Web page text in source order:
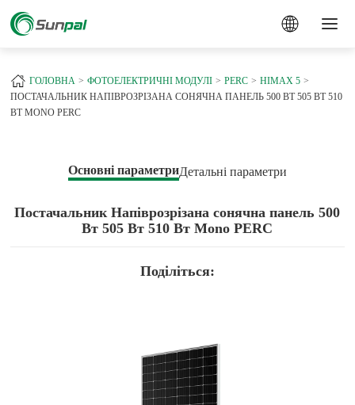
ГОЛОВНА ФОТОЕЛЕКТРИЧНІ МОДУЛІ PERC
HIMAX 5
ПОСТАЧАЛЬНИК НАПІВРОЗРІЗАНА СОНЯЧНА ПАНЕЛЬ 500 ВТ 505 ВТ 510
ВТ MONO PERC
Основні параметриДетальні параметри
Постачальник Напіврозрізана сонячна панель 500
Вт 505 Вт 510 Вт Mono PERC
Поділіться: